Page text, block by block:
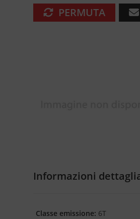
PERMUTA
Informazioni
Classe emissione: 6T